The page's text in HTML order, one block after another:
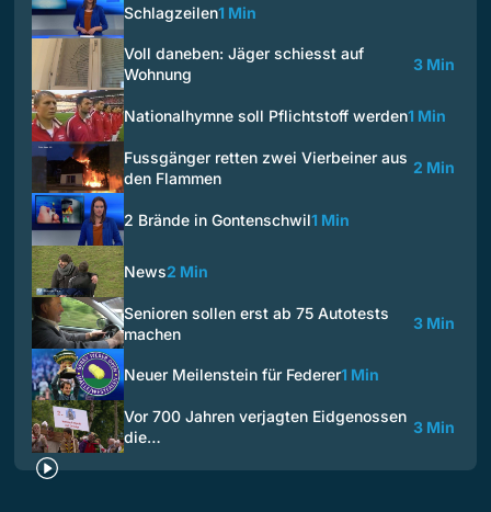
Schlagzeilen1 Min
Voll daneben: Jäger schiesst auf
Wohnung
3 Min
Nationalhymne soll Pflichtstoff werden1 Min
Fussgänger retten zwei Vierbeiner aus
den Flammen
2 Min
2 Brände in Gontenschwil1 Min
News2 Min
Senioren sollen erst ab 75 Autotests
machen
3 Min
Neuer Meilenstein für Federer1 Min
Vor 700 Jahren verjagten Eidgenossen
die…
3 Min